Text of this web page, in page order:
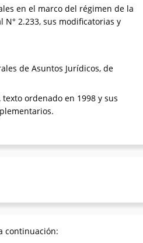
en el marco del régimen de la
2.233, sus modificatorias y
de Asuntos Jurídicos, de
ordenado en 1998 y sus
continuación: